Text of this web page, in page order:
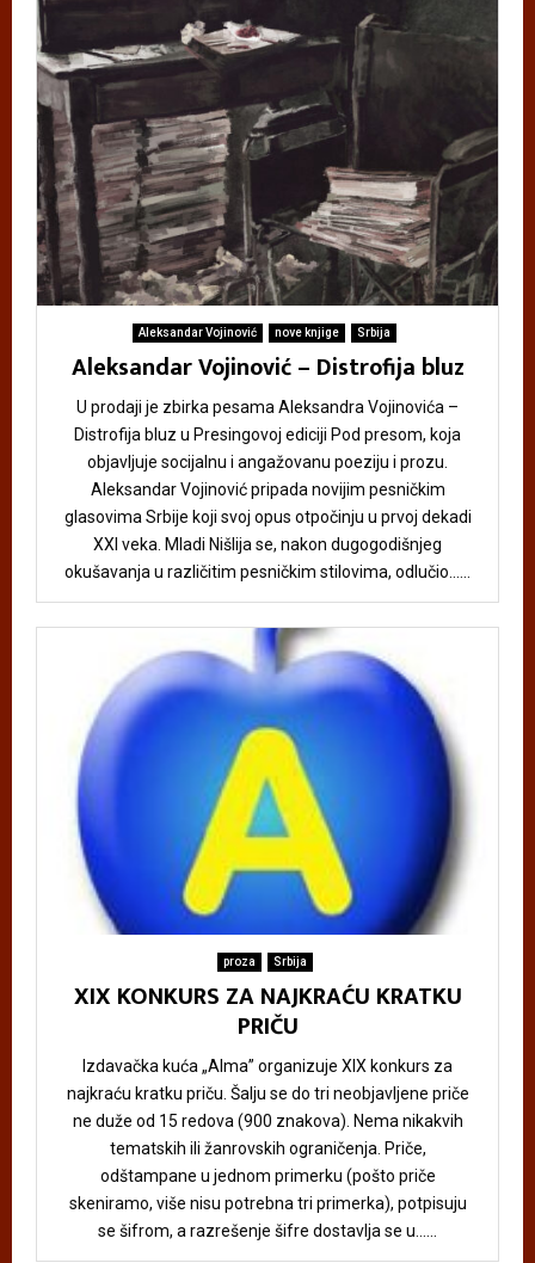
Aleksandar Vojinović nove knjige Srbija
Aleksandar Vojinović – Distrofija bluz
U prodaji je zbirka pesama Aleksandra Vojinovića –
Distrofija bluz u Presingovoj ediciji Pod presom, koja
objavljuje socijalnu i angažovanu poeziju i prozu.
Aleksandar Vojinović pripada novijim pesničkim
glasovima Srbije koji svoj opus otpočinju u prvoj dekadi
XXI veka. Mladi Nišlija se, nakon dugogodišnjeg
okušavanja u različitim pesničkim stilovima, odlučio......
proza Srbija
XIX KONKURS ZA NAJKRAĆU KRATKU
PRIČU
Izdavačka kuća „Alma” organizuje XIX konkurs za
najkraću kratku priču. Šalju se do tri neobjavljene priče
ne duže od 15 redova (900 znakova). Nema nikakvih
tematskih ili žanrovskih ograničenja. Priče,
odštampane u jednom primerku (pošto priče
skeniramo, više nisu potrebna tri primerka), potpisuju
se šifrom, a razrešenje šifre dostavlja se u......